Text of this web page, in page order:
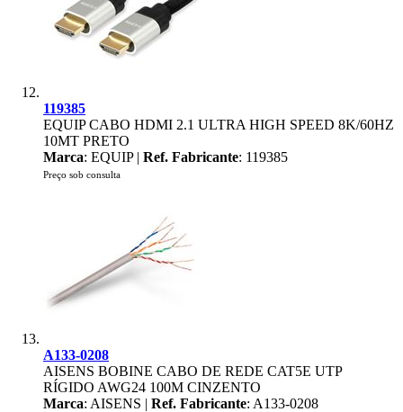
119385
EQUIP CABO HDMI 2.1 ULTRA HIGH SPEED 8K/60HZ
10MT PRETO
Marca: EQUIP | Ref. Fabricante: 119385
Preço sob consulta
A133-0208
AISENS BOBINE CABO DE REDE CAT5E UTP
RÍGIDO AWG24 100M CINZENTO
Marca: AISENS | Ref. Fabricante: A133-0208